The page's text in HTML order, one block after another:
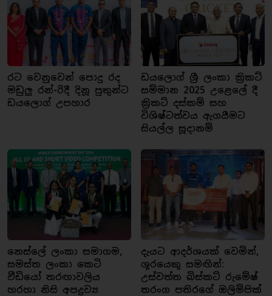
රට වෙනුවෙන් පොදු රද
මඩුලු රන්-රිදී දිනූ පුතුන්ට
ඩයලොග් උපහාර
ඩයලොග් ශ්‍රී ලංකා ක්‍රිකට්
සම්මාන 2025 උළෙලේ දී
ක්‍රිකට් දස්කම් සහ
විශිෂ්ටත්වය ඇගයීමට
සියල්ල සූදානම්
නෙස්ලේ ලංකා සමාගම,
සමස්ත ලංකා කෙටි
වීඩියෝ තරඟාවලිය
හරහා නිසි අපද්‍රව්‍ය
දැයට ආදර්ශයක් වෙමින්,
ශූරයෙකු සමඟින්:
උස්වත්ත බිස්කට් රුමේෂ්
තරංග පතිරගේ ඔලිම්පික්